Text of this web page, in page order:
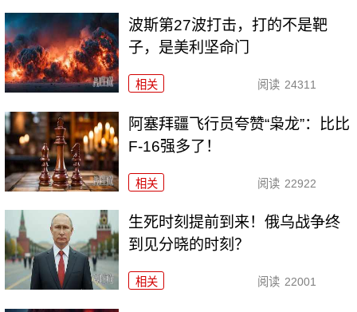
波斯第27波打击，打的不是靶
子，是美利坚命门
相关 阅读 24311
阿塞拜疆飞行员夸赞“枭龙”：比比
F-16强多了！
相关 阅读 22922
生死时刻提前到来！俄乌战争终
到见分晓的时刻？
相关 阅读 22001